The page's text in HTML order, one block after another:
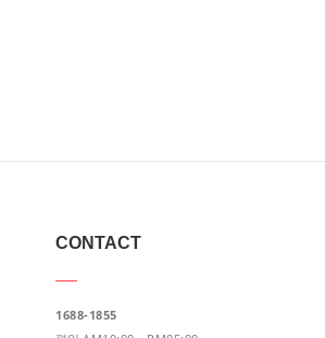
CONTACT
1688-1855